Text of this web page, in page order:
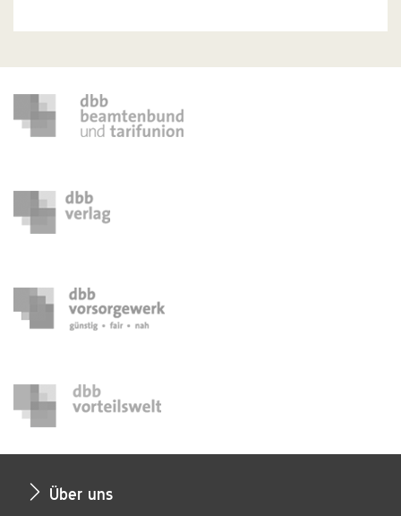
Über uns